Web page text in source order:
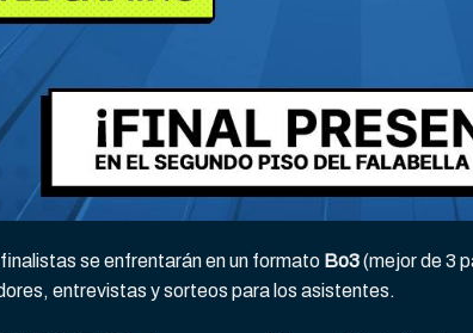
se enfrentarán en un formato Bo3(mejor de 3
entrevistas y sorteos para los asistentes.